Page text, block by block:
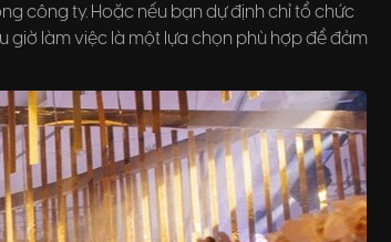
công ty. Hoặc nếu bạn dự định chỉ tổ chức
giờ làm việc là một lựa chọn phù hợp để đảm